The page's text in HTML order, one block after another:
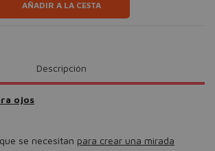
AÑADIR A LA CESTA
Descripción
ojos
se necesitan para crear una mirada